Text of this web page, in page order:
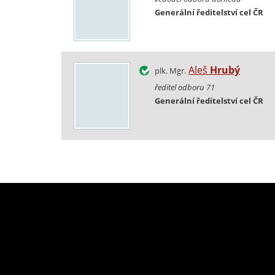
Generální ředitelství cel ČR
plk. Mgr. Aleš Hrubý
ředitel odboru 71
Generální ředitelství cel ČR